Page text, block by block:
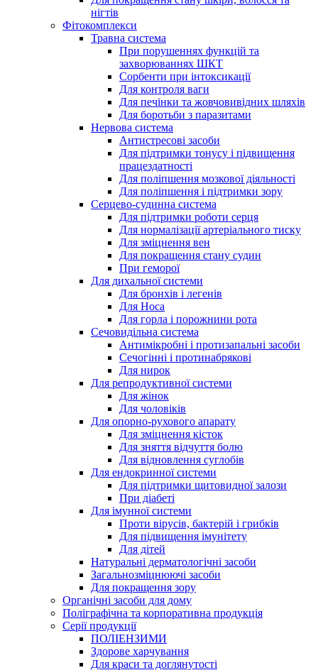
нігтів
Фітокомплекси
Травна система
При порушеннях функцій та
захворюваннях ШКТ
Сорбенти при інтоксикації
Для контроля ваги
Для печінки та жовчовивідних шляхів
Для боротьби з паразитами
Нервова система
Антистресові засоби
Для підтримки тонусу і підвищення
працездатності
Для поліпшення мозкової діяльності
Для поліпшення і підтримки зору
Серцево-судинна система
Для підтримки роботи серця
Для нормалізації артеріального тиску
Для зміцнення вен
Для покращення стану судин
При геморої
Для дихальної системи
Для бронхів і легенів
Для Носа
Для горла і порожнини рота
Сечовидільна система
Антимікробні і протизапальні засоби
Сечогінні і протинабрякові
Для нирок
Для репродуктивної системи
Для жінок
Для чоловіків
Для опорно-рухового апарату
Для зміцнення кісток
Для зняття відчуття болю
Для відновлення суглобів
Для ендокринної системи
Для підтримки щитовидної залози
При діабеті
Для імунної системи
Проти вірусів, бактерій і грибків
Для підвищення імунітету
Для дітей
Натуральні дерматологічні засоби
Загальнозміцнюючі засоби
Для покращення зору
Органічні засоби для дому
Поліграфічна та корпоративна продукція
Серії продукції
ПОЛІЕНЗИМИ
Здорове харчування
Для краси та доглянутості